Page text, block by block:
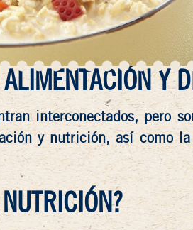
Y
interconectados, pero
y nutrición, así como